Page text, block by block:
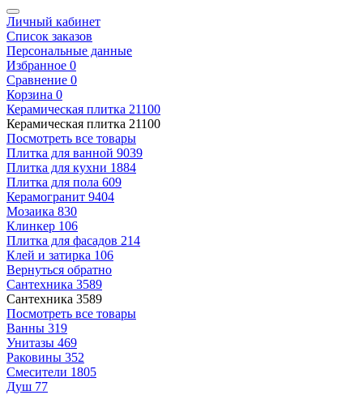
Личный кабинет
Список заказов
Персональные данные
Избранное 0
Сравнение 0
Корзина 0
Керамическая плитка 21100
Керамическая плитка 21100
Посмотреть все товары
Плитка для ванной 9039
Плитка для кухни 1884
Плитка для пола 609
Керамогранит 9404
Мозаика 830
Клинкер 106
Плитка для фасадов 214
Клей и затирка 106
Вернуться обратно
Сантехника 3589
Сантехника 3589
Посмотреть все товары
Ванны 319
Унитазы 469
Раковины 352
Смесители 1805
Душ 77